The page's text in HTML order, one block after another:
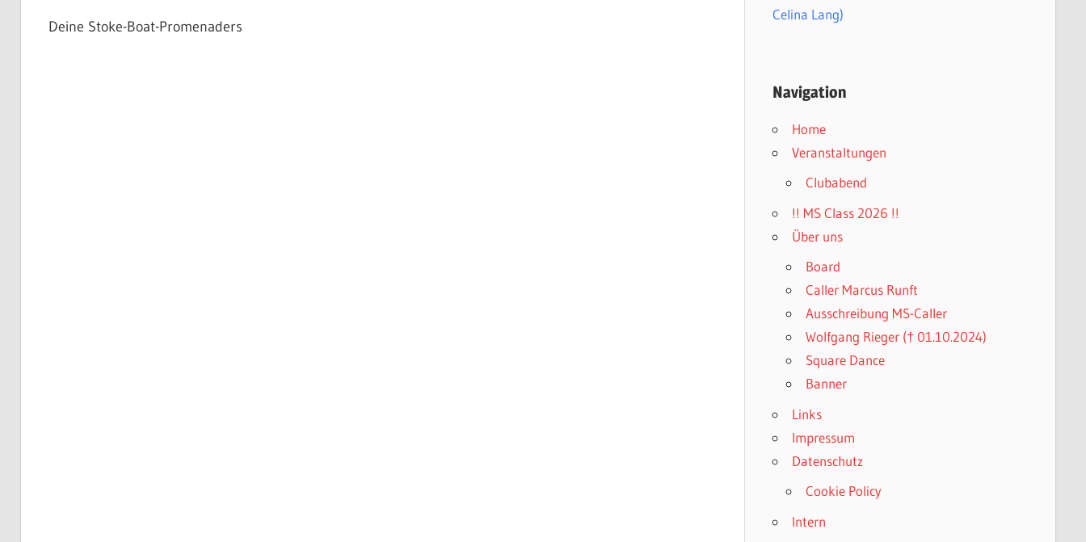
Deine Stoke-Boat-Promenaders
Celina Lang)
Navigation
Home
Veranstaltungen
Clubabend
!! MS Class 2026 !!
Über uns
Board
Caller Marcus Runft
Ausschreibung MS-Caller
Wolfgang Rieger († 01.10.2024)
Square Dance
Banner
Links
Impressum
Datenschutz
Cookie Policy
Intern